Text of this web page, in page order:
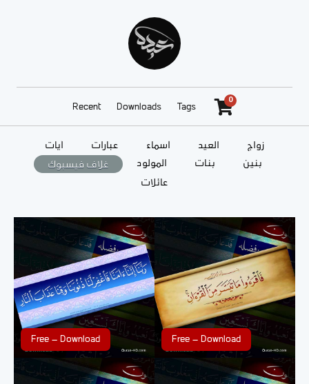
Recent Downloads Tags
0
آيات عبارات أسماء العيد زواج
غلاف فيسبوك المولود بنات بنين
عائلات
Free – Download
Free – Download